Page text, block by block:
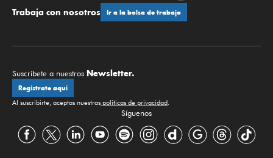
Trabaja con nosotros Ir a la bolsa de trabajo
Suscríbete a nuestros Newsletter.
Regístrate aquí
Al suscribirte, aceptas nuestras políticas de privacidad
Síguenos